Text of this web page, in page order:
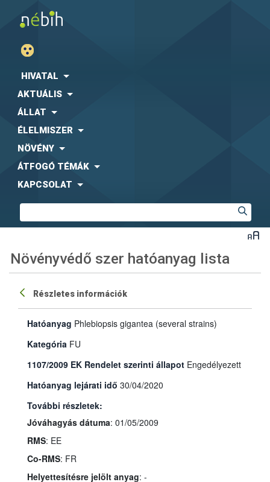
HIVATAL
AKTUÁLIS
ÁLLAT
ÉLELMISZER
NÖVÉNY
ÁTFOGÓ TÉMÁK
KAPCSOLAT
Növényvédő szer hatóanyag lista
Részletes információk
Hatóanyag Phlebiopsis gigantea (several strains)
Kategória FU
1107/2009 EK Rendelet szerinti állapot Engedélyezett
Hatóanyag lejárati idő 30/04/2020
További részletek:
Jóváhagyás dátuma: 01/05/2009
RMS: EE
Co-RMS: FR
Helyettesítésre jelölt anyag: -